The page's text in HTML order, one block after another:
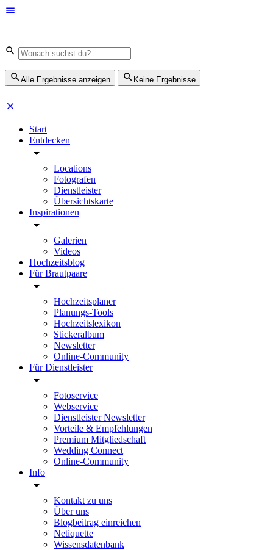
Alle Ergebnisse anzeigen Keine Ergebnisse
Start
Entdecken
Locations
Fotografen
Dienstleister
Übersichtskarte
Inspirationen
Galerien
Videos
Hochzeitsblog
Für Brautpaare
Hochzeitsplaner
Planungs-Tools
Hochzeitslexikon
Stickeralbum
Newsletter
Online-Community
Für Dienstleister
Fotoservice
Webservice
Dienstleister Newsletter
Vorteile & Empfehlungen
Premium Mitgliedschaft
Wedding Connect
Online-Community
Info
Kontakt zu uns
Über uns
Blogbeitrag einreichen
Netiquette
Wissensdatenbank